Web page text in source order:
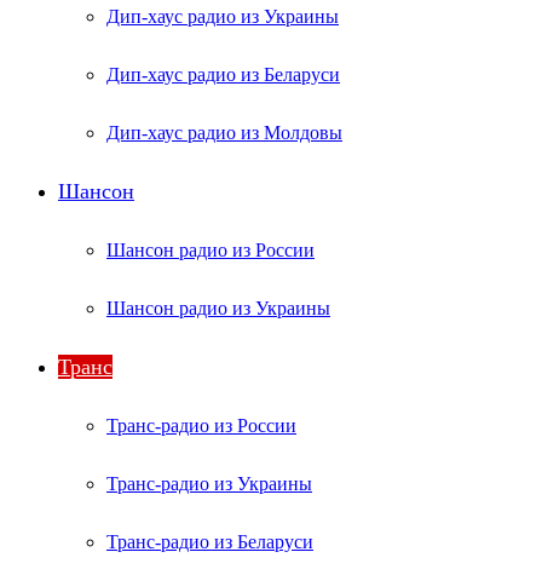
Дип-хаус радио из Украины
Дип-хаус радио из Беларуси
Дип-хаус радио из Молдовы
Шансон
Шансон радио из России
Шансон радио из Украины
Транс
Транс-радио из России
Транс-радио из Украины
Транс-радио из Беларуси